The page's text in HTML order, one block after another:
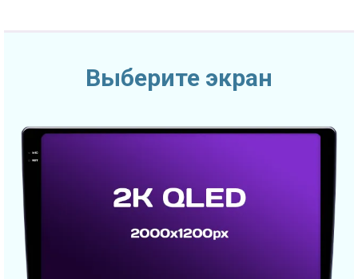
Выберите экран